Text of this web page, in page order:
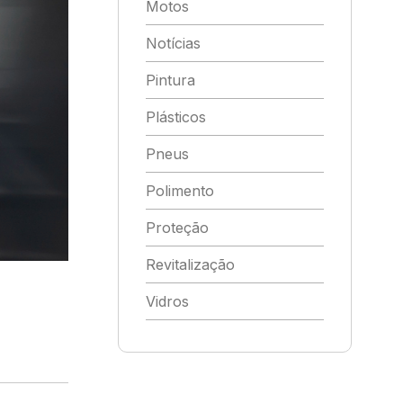
Motos
Notícias
Pintura
Plásticos
Pneus
Polimento
Proteção
Revitalização
Vidros